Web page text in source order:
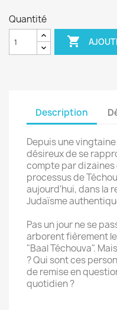
Quantité

Description
Depuis une
désireux de se
compte par dizaines
processus de
aujourd'hui, dans la
Judaïsme
Pas un jour ne se
arborent fièrement
"Baal Téchouva".
? Qui sont ces
de remise en
quotidien ?